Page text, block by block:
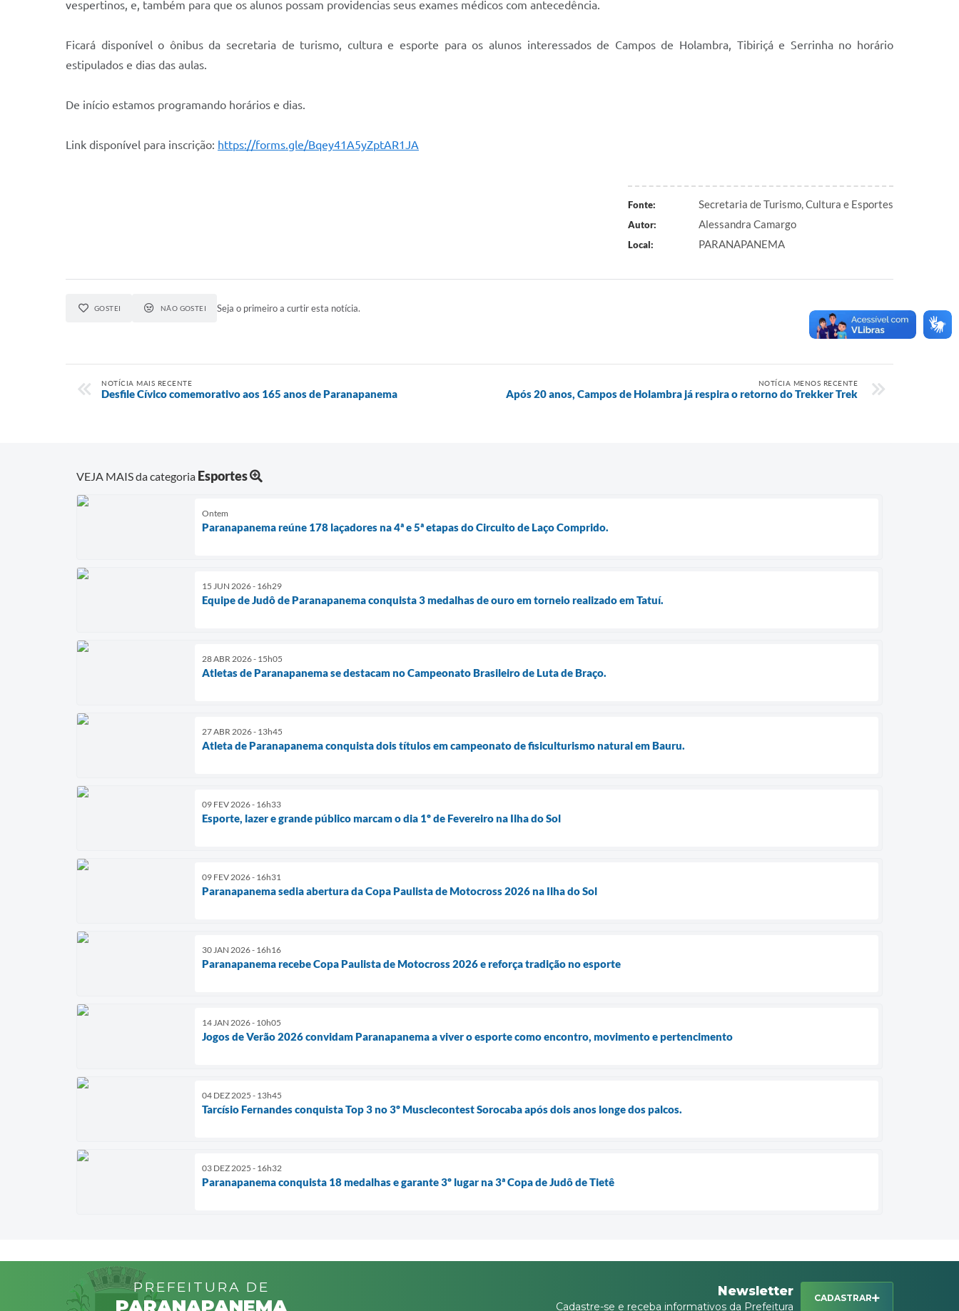
vespertinos, e, também para que os alunos possam providencias seus exames médicos com antecedência.
Ficará disponível o ônibus da secretaria de turismo, cultura e esporte para os alunos interessados de Campos de Holambra, Tibiriçá e Serrinha no horário
estipulados e dias das aulas.
De início estamos programando horários e dias.
Link disponível para inscrição: https://forms.gle/Bqey41A5yZptAR1JA
Fonte: Secretaria de Turismo, Cultura e Esportes
Autor: Alessandra Camargo
Local: PARANAPANEMA
GOSTEI NÃO GOSTEI Seja o primeiro a curtir esta notícia.
NOTÍCIA MAIS RECENTE
Desfile Cívico comemorativo aos 165 anos de Paranapanema
NOTÍCIA MENOS RECENTE
Após 20 anos, Campos de Holambra já respira o retorno do Trekker Trek
VEJA MAIS da categoria Esportes
Ontem
Paranapanema reúne 178 laçadores na 4ª e 5ª etapas do Circuito de Laço Comprido.
15 JUN 2026 - 16h29
Equipe de Judô de Paranapanema conquista 3 medalhas de ouro em torneio realizado em Tatuí.
28 ABR 2026 - 15h05
Atletas de Paranapanema se destacam no Campeonato Brasileiro de Luta de Braço.
27 ABR 2026 - 13h45
Atleta de Paranapanema conquista dois títulos em campeonato de fisiculturismo natural em Bauru.
09 FEV 2026 - 16h33
Esporte, lazer e grande público marcam o dia 1º de Fevereiro na Ilha do Sol
09 FEV 2026 - 16h31
Paranapanema sedia abertura da Copa Paulista de Motocross 2026 na Ilha do Sol
30 JAN 2026 - 16h16
Paranapanema recebe Copa Paulista de Motocross 2026 e reforça tradição no esporte
14 JAN 2026 - 10h05
Jogos de Verão 2026 convidam Paranapanema a viver o esporte como encontro, movimento e pertencimento
04 DEZ 2025 - 13h45
Tarcísio Fernandes conquista Top 3 no 3º Musclecontest Sorocaba após dois anos longe dos palcos.
03 DEZ 2025 - 16h32
Paranapanema conquista 18 medalhas e garante 3º lugar na 3ª Copa de Judô de Tietê
PREFEITURA DE
PARANAPANEMA
Newsletter
Cadastre-se e receba informativos da Prefeitura
CADASTRAR